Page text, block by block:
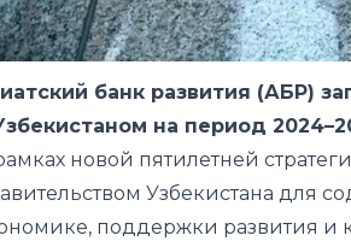
банк развития (АБР)
на период
новой пятилетней
Узбекистана для
поддержки развития и